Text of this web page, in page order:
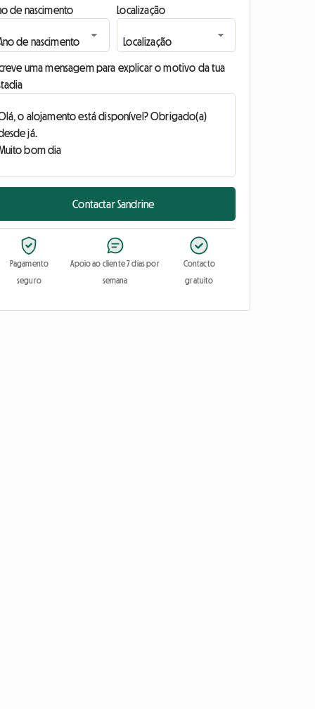
de nascimento Localização
uma mensagem para explicar o motivo da tua
Contactar Sandrine
Pagamento
seguro
Apoio ao cliente 7 dias por
semana
Contacto
gratuito